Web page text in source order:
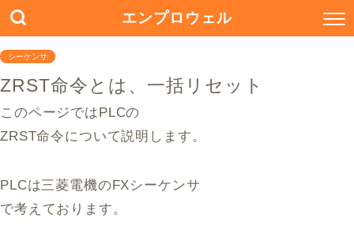
エンプロウェル
シーケンサ
ZRST命令とは、一括リセット
このページではPLCの
ZRST命令について説明します。
PLCは三菱電機のFXシーケンサ
で考えております。